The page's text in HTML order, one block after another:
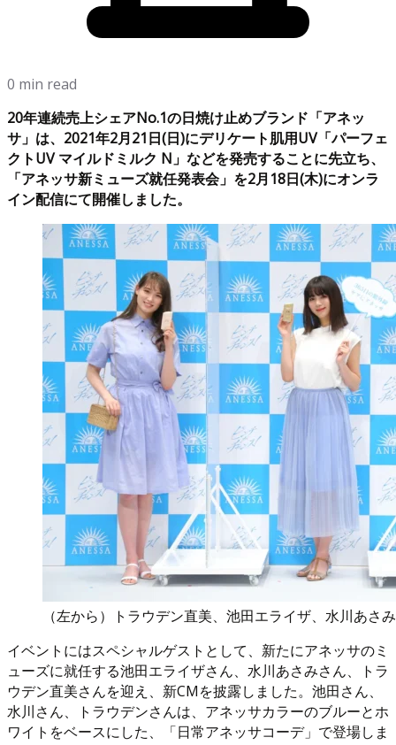
0 min read
20年連続売上シェアNo.1の日焼け止めブランド「アネッ
サ」は、2021年2月21日(日)にデリケート肌用UV「パーフェ
クトUV マイルドミルク N」などを発売することに先立ち、
「アネッサ新ミューズ就任発表会」を2月18日(木)にオンラ
イン配信にて開催しました。
（左から）トラウデン直美、池田エライザ、水川あさみ
イベントにはスペシャルゲストとして、新たにアネッサのミ
ューズに就任する池田エライザさん、水川あさみさん、トラ
ウデン直美さんを迎え、新CMを披露しました。池田さん、
水川さん、トラウデンさんは、アネッサカラーのブルーとホ
ワイトをベースにした、「日常アネッサコーデ」で登場しま